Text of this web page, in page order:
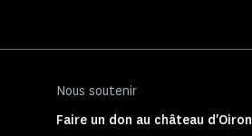
Nous soutenir
Faire un don au château d'Oiron